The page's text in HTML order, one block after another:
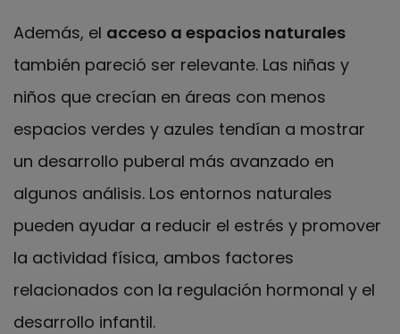
Además, el acceso a espacios naturales
también pareció ser relevante. Las niñas y
niños que crecían en áreas con menos
espacios verdes y azules tendían a mostrar
un desarrollo puberal más avanzado en
algunos análisis. Los entornos naturales
pueden ayudar a reducir el estrés y promover
la actividad física, ambos factores
relacionados con la regulación hormonal y el
desarrollo infantil.